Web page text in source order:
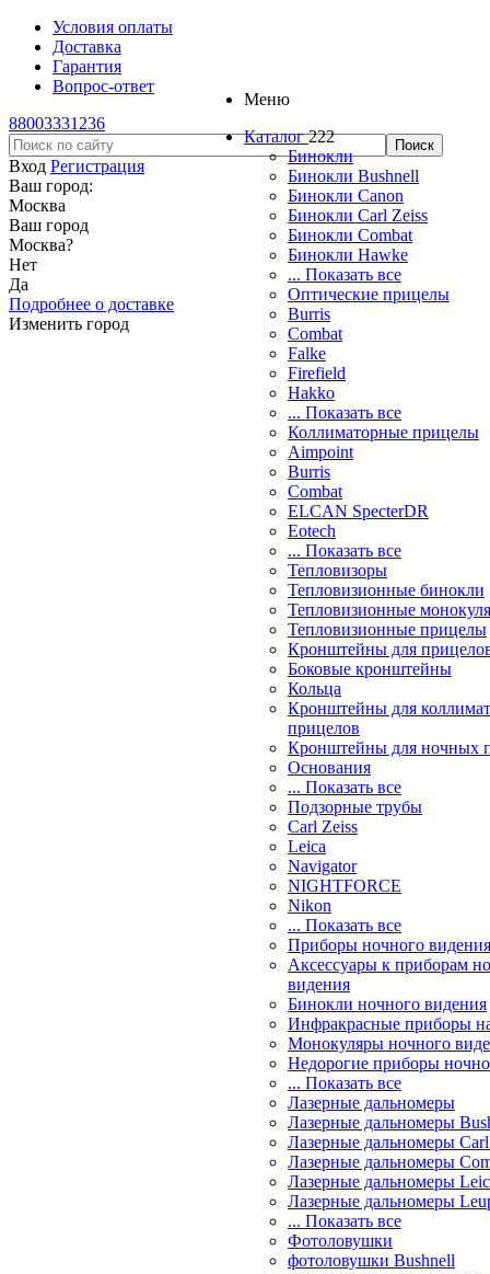
Условия оплаты
Доставка
Гарантия
Вопрос-ответ
88003331236
Вход Регистрация
Ваш город:
Москва
Ваш город
Москва?
Нет
Да
Подробнее о доставке
Изменить город
Меню
Каталог 222
Бинокли
Бинокли Bushnell
Бинокли Canon
Бинокли Carl Zeiss
Бинокли Combat
Бинокли Hawke
... Показать все
Оптические прицелы
Burris
Combat
Falke
Firefield
Hakko
... Показать все
Коллиматорные прицелы
Aimpoint
Burris
Combat
ELCAN SpecterDR
Eotech
... Показать все
Тепловизоры
Тепловизионные бинокли
Тепловизионные
Тепловизионные прицелы
Кронштейны для
Боковые кронштейны
Кольца
Кронштейны для
прицелов
Кронштейны для ночных
Основания
... Показать все
Подзорные трубы
Carl Zeiss
Leica
Navigator
NIGHTFORCE
Nikon
... Показать все
Приборы ночного видения
Аксессуары к приборам
видения
Бинокли ночного видения
Инфракрасные приборы
Монокуляры ночного
Недорогие приборы
... Показать все
Лазерные дальномеры
Лазерные дальномеры
Лазерные дальномеры
Лазерные дальномеры
Лазерные дальномеры
Лазерные дальномеры
... Показать все
Фотоловушки
фотоловушки Bushnell